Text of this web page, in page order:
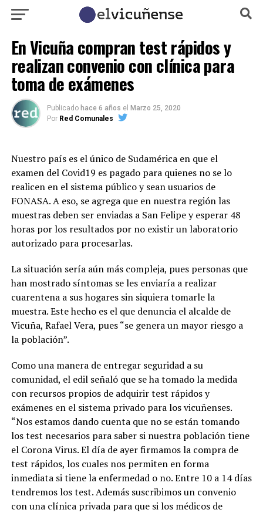
En Vicuña compran test rápidos y
realizan convenio con clínica para
toma de exámenes
Publicado hace 6 años el Marzo 25, 2020
Por Red Comunales
Nuestro país es el único de Sudamérica en que el
examen del Covid19 es pagado para quienes no se lo
realicen en el sistema público y sean usuarios de
FONASA. A eso, se agrega que en nuestra región las
muestras deben ser enviadas a San Felipe y esperar 48
horas por los resultados por no existir un laboratorio
autorizado para procesarlas.
La situación sería aún más compleja, pues personas que
han mostrado síntomas se les enviaría a realizar
cuarentena a sus hogares sin siquiera tomarle la
muestra. Este hecho es el que denuncia el alcalde de
Vicuña, Rafael Vera, pues “se genera un mayor riesgo a
la población”.
Como una manera de entregar seguridad a su
comunidad, el edil señaló que se ha tomado la medida
con recursos propios de adquirir test rápidos y
exámenes en el sistema privado para los vicuñenses.
“Nos estamos dando cuenta que no se están tomando
los test necesarios para saber si nuestra población tiene
el Corona Virus. El día de ayer firmamos la compra de
test rápidos, los cuales nos permiten en forma
inmediata si tiene la enfermedad o no. Entre 10 a 14 días
tendremos los test. Además suscribimos un convenio
con una clínica privada para que si los médicos de